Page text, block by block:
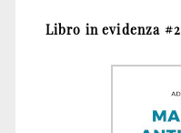
Libro in evidenza #2